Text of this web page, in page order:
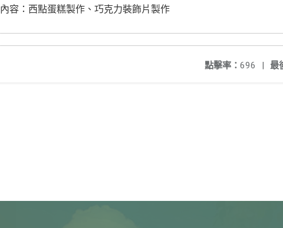
內容：西點蛋糕製作、巧克力裝飾片製作
最
點擊率： 696 |